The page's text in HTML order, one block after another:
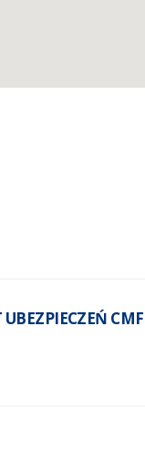
UBEZPIECZEŃ